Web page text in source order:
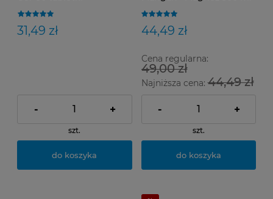
31,49 zł
- +
szt.
do koszyka
44,49 zł
Cena regularna:
49,00 zł
Najniższa cena:44,49 zł
- +
szt.
do koszyka